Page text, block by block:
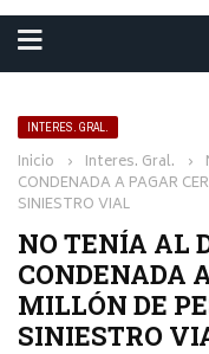
INTERES. GRAL.
Inicio › Interes. Gral. ›
CONDENADA A PAGAR
SINIESTRO VIAL
NO TENÍA AL
CONDENADA
MILLÓN DE
SINIESTRO